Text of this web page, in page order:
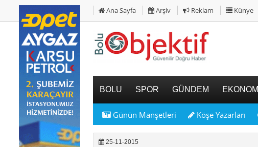
Ana Sayfa Arşiv Reklam Künye
BOLU SPOR GÜNDEM EKONOMİ
Günün Manşetleri Köşe Yazarları
25-11-2015